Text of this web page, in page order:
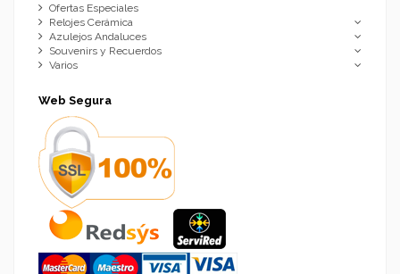
Ofertas Especiales
Relojes Cerámica
Azulejos Andaluces
Souvenirs y Recuerdos
Varios
Web Segura